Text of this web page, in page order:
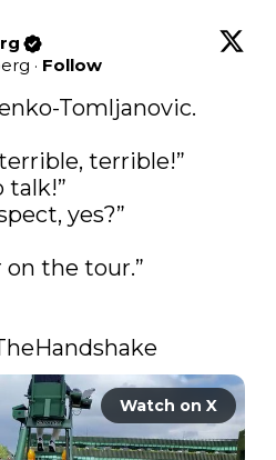
· Follow
Tomljanovic.
terrible!”
talk!”
yes?”
on the tour.”
Watch on X